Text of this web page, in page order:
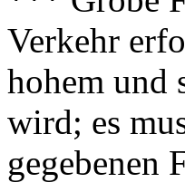
Verkehr
hohem und
wird; es
gegebenen